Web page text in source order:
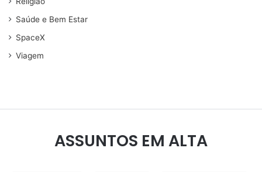
Saúde e Bem Estar
SpaceX
Viagem
ASSUNTOS EM ALTA